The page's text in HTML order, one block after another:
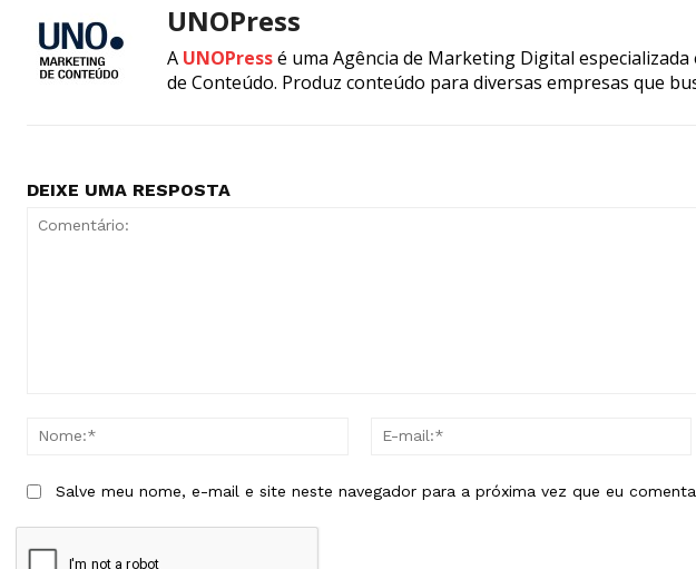
UNOPress
A UNOPressé uma Agência de Marketing Digital
de Conteúdo. Produz conteúdo para diversas empresas que
DEIXE UMA RESPOSTA
Nome:*
Salve meu nome, e-mail e site neste navegador para a próxima vez que eu